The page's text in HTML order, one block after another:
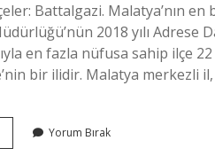
Battalgazi. Malatya’nın
2018 yılı Adrese
en fazla nüfusa sahip ilçe
bir ilidir. Malatya merkezli
Malatyanın Yorum Bırak